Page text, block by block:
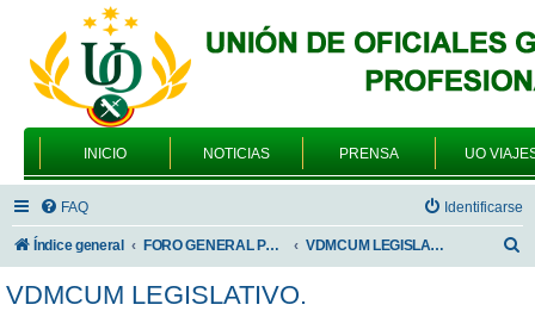
INICIO NOTICIAS PRENSA UO
FAQ Identificarse
Índice general FORO GENERAL PARA TODOS LOS USUARIOS VDMCUM LEGISLATIVO.
VDMCUM LEGISLATIVO.